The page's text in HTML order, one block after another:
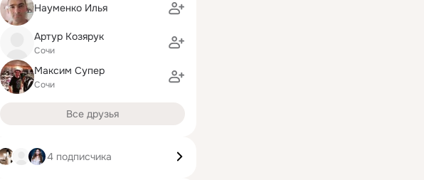
Науменко Илья
Артур Козярук
Сочи
Максим Супер
Сочи
Все друзья
4 подписчика